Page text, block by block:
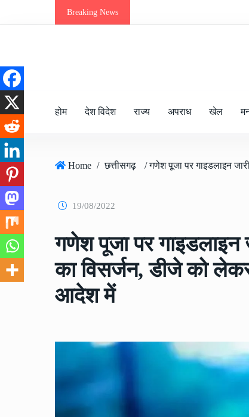
Breaking News
होम देश विदेश राज्य अपराध खेल
Home / छत्तीसगढ़
19/08/2022
गणेश पूजा पर गाइडलाइन
का विसर्जन, डीजे को लेकर
आदेश में